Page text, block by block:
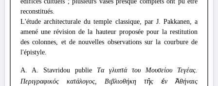
reconstitués.
L'étude architecturale du temple classique, par J. Pakkanen, a
amené une révision de la hauteur proposée pour la restitution
des colonnes, et de nouvelles observations sur la courbure de
l'épistyle.
A. A. Stavridou publie Tα γλυπτά του Μουσείου Τεγέας.
Περιγραφικός κατάλογος, Βιβλιοθήκη τῆς ἐνἈθήναις